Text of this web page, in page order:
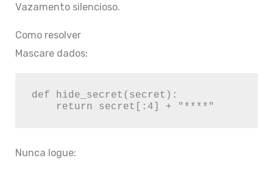
Vazamento silencioso.
Como resolver
Mascare dados:
def hide_secret(secret):
Nunca logue: